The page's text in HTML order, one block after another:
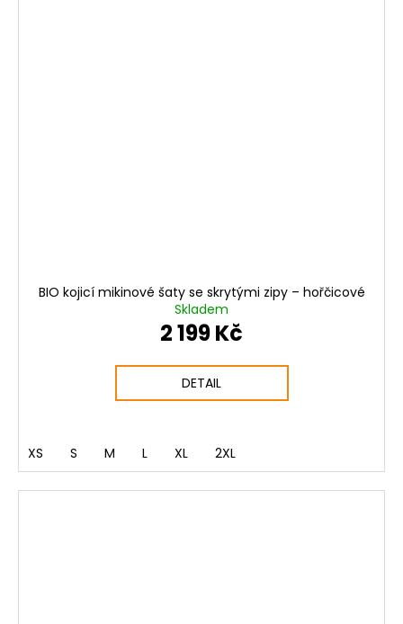
BIO kojicí mikinové šaty se skrytými zipy – hořčicové
Skladem
2 199 Kč
DETAIL
XS S M L XL 2XL